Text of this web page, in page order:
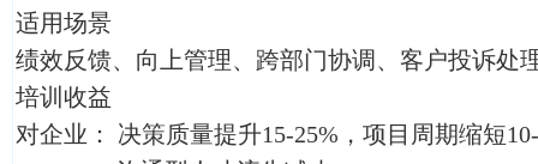
适用场景
绩效反馈、向上管理、跨部门协调、客户投诉处
培训收益
对企业： 决策质量提升15-25%，项目周期缩短